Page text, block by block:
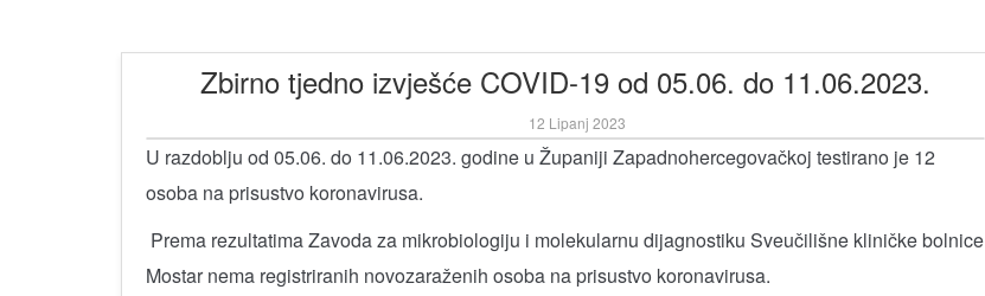
Zbirno tjedno izvješće COVID-19 od 05.06. do 11.06.2023.
12 Lipanj 2023
U razdoblju od 05.06. do 11.06.2023. godine u Županiji Zapadnohercegovačkoj testirano je 12
osoba na prisustvo koronavirusa.
Prema rezultatima Zavoda za mikrobiologiju i molekularnu dijagnostiku Sveučilišne kliničke bolnice
Mostar nema registriranih novozaraženih osoba na prisustvo koronavirusa.